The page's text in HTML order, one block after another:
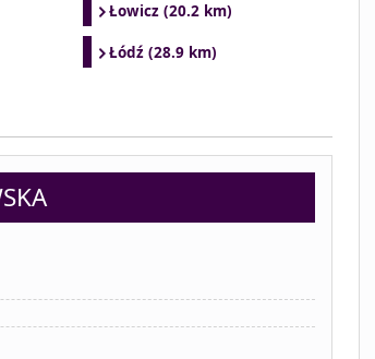
Łowicz (20.2 km)
Łódź (28.9 km)